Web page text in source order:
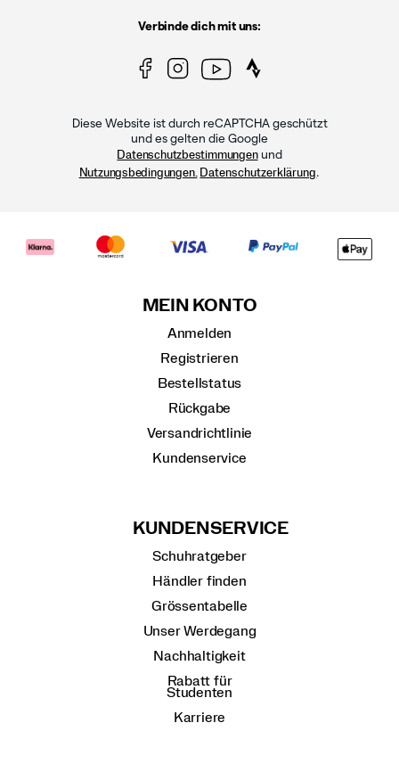
Verbinde dich mit uns:
Diese Website ist durch reCAPTCHA geschützt
und es gelten die Google
Datenschutzbestimmungenund
Nutzungsbedingungen. Datenschutzerklärung.
MEIN KONTO
Anmelden
Registrieren
Bestellstatus
Rückgabe
Versandrichtlinie
Kundenservice
KUNDENSERVICE
Schuhratgeber
Händler finden
Grössentabelle
Unser Werdegang
Nachhaltigkeit
Rabatt für
Studenten
Karriere